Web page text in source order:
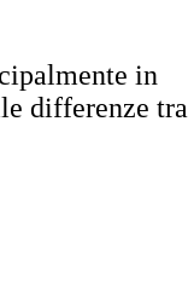
in
differenze